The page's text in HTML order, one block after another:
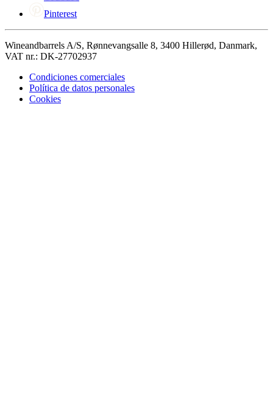
Pinterest
Wineandbarrels A/S, Rønnevangsalle 8, 3400 Hillerød, Danmark,
VAT nr.: DK-27702937
Condiciones comerciales
Política de datos personales
Cookies